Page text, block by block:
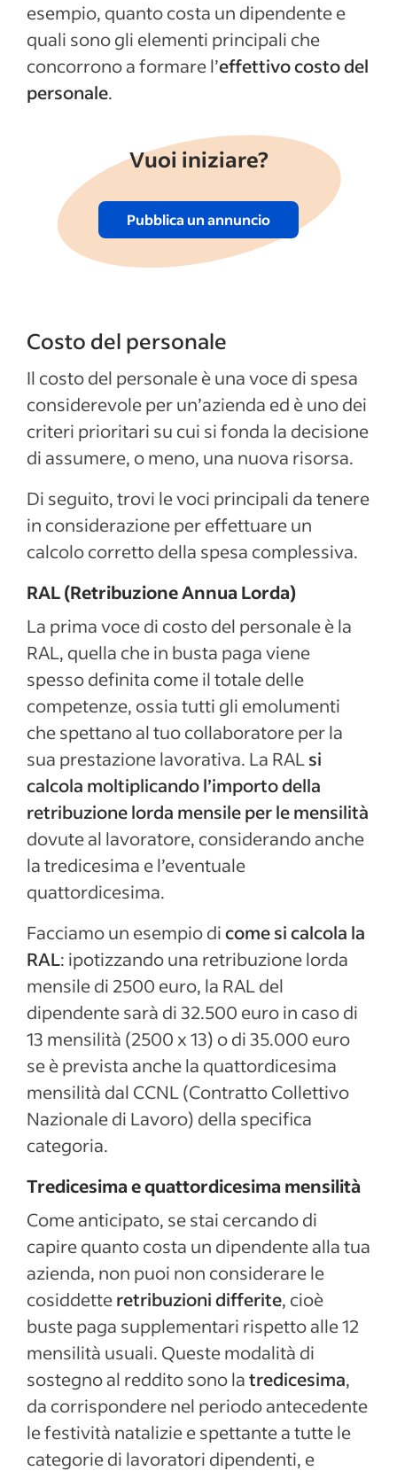
esempio, quanto costa un dipendente e
quali sono gli elementi principali che
concorrono a formare l’effettivo costo del
personale.
Vuoi iniziare?
Pubblica un annuncio
Costo del personale
Il costo del personale è una voce di spesa
considerevole per un’azienda ed è uno dei
criteri prioritari su cui si fonda la decisione
di assumere, o meno, una nuova risorsa.
Di seguito, trovi le voci principali da tenere
in considerazione per effettuare un
calcolo corretto della spesa complessiva.
RAL (Retribuzione Annua Lorda)
La prima voce di costo del personale è la
RAL, quella che in busta paga viene
spesso definita come il totale delle
competenze, ossia tutti gli emolumenti
che spettano al tuo collaboratore per la
sua prestazione lavorativa. La RALsi
calcola moltiplicando l’importo della
retribuzione lorda mensile per le mensilità
dovute al lavoratore, considerando anche
la tredicesima e l’eventuale
quattordicesima.
Facciamo un esempio dicome si calcola la
RAL: ipotizzando una retribuzione lorda
mensile di 2500 euro, la RAL del
dipendente sarà di 32.500 euro in caso di
13 mensilità (2500 x 13) o di 35.000 euro
se è prevista anche la quattordicesima
mensilità dal CCNL (Contratto Collettivo
Nazionale di Lavoro) della specifica
categoria.
Tredicesima e quattordicesima mensilità
Come anticipato, se stai cercando di
capire quanto costa un dipendente alla tua
azienda, non puoi non considerare le
cosiddetteretribuzioni differite, cioè
buste paga supplementari rispetto alle 12
mensilità usuali. Queste modalità di
sostegno al reddito sono latredicesima,
da corrispondere nel periodo antecedente
le festività natalizie e spettante a tutte le
categorie di lavoratori dipendenti, e